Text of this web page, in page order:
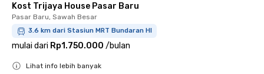
Kost Trijaya House Pasar Baru
Pasar Baru, Sawah Besar
3.6 km dari Stasiun MRT Bundaran HI
mulai dari Rp1.750.000 /bulan
Lihat info lebih banyak